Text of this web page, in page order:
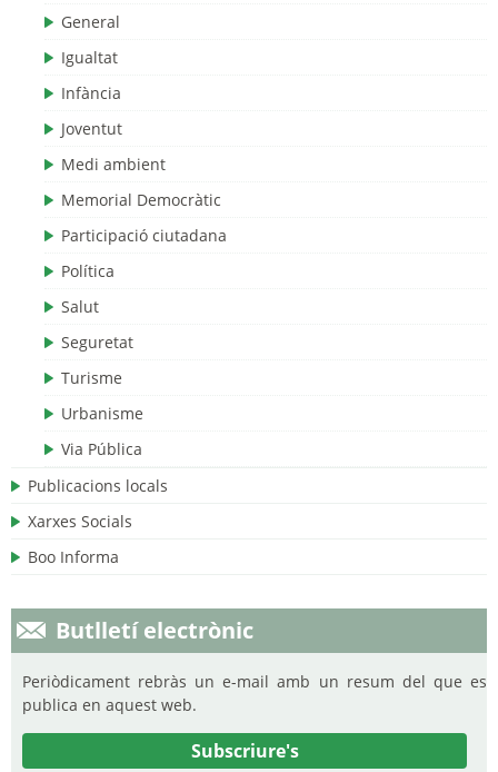
General
Igualtat
Infància
Joventut
Medi ambient
Memorial Democràtic
Participació ciutadana
Política
Salut
Seguretat
Turisme
Urbanisme
Via Pública
Publicacions locals
Xarxes Socials
Boo Informa
Butlletí electrònic
Periòdicament rebràs un e-mail amb un resum del que es
publica en aquest web.
Subscriure's